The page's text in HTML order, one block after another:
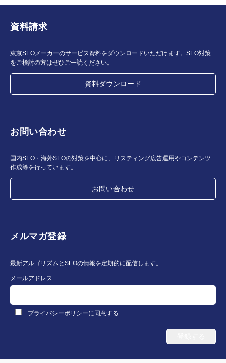
資料請求
東京SEOメーカーのサービス資料をダウンロードいただけます。SEO対策
をご検討の方はぜひご一読ください。
資料ダウンロード
お問い合わせ
国内SEO・海外SEOの対策を中心に、リスティング広告運用やコンテンツ
作成等を行っています。
お問い合わせ
メルマガ登録
最新アルゴリズムとSEOの情報を定期的に配信します。
メールアドレス
プライバシーポリシーに同意する